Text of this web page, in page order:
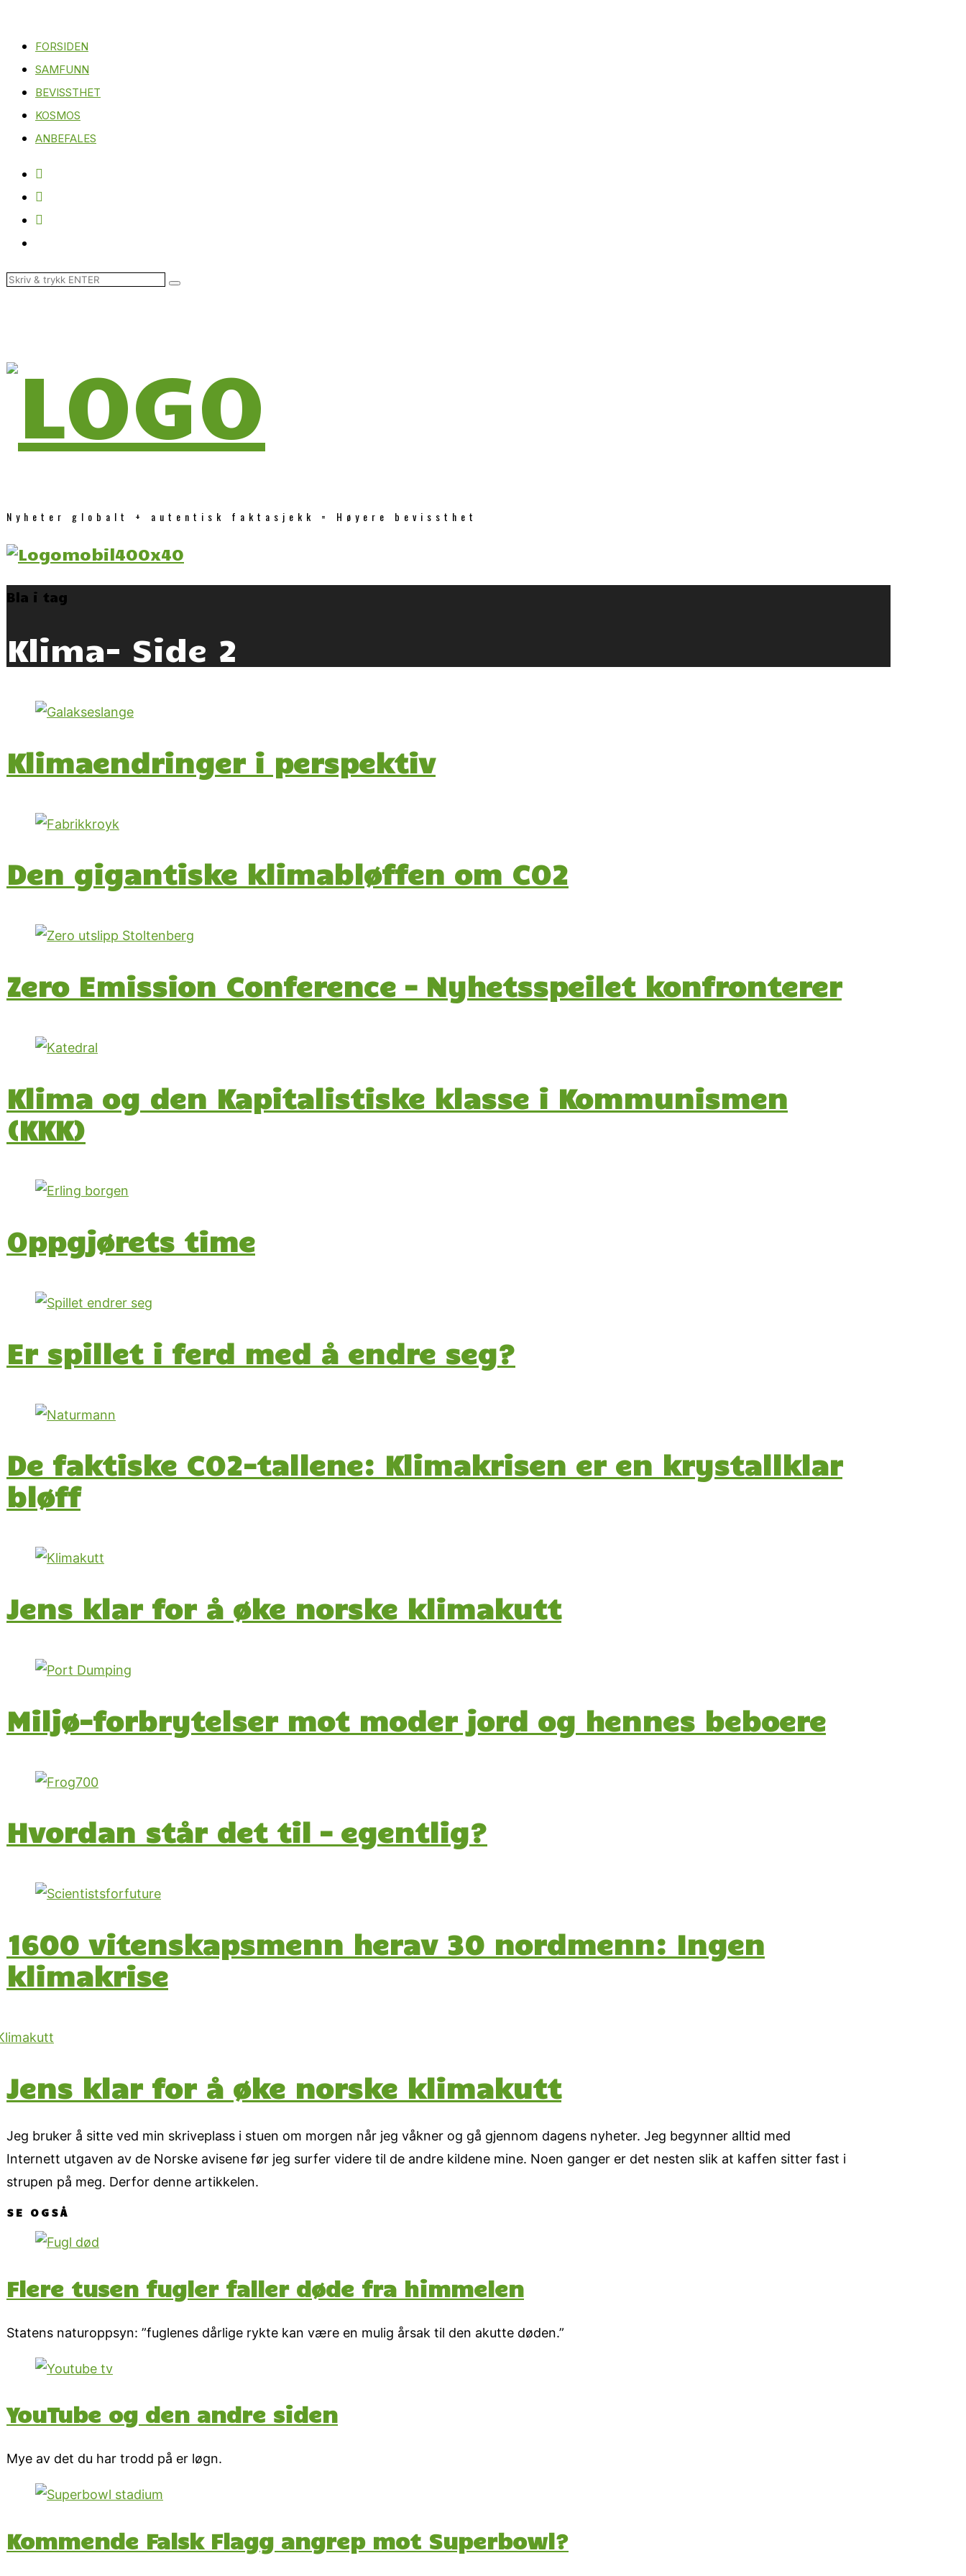
FORSIDEN
SAMFUNN
BEVISSTHET
KOSMOS
ANBEFALES
Nyheter globalt + autentisk faktasjekk = Høyere bevissthet
Bla i tag
Klima- Side 2
Klimaendringer i perspektiv
Den gigantiske klimabløffen om CO2
Zero Emission Conference – Nyhetsspeilet konfronterer
Klima og den Kapitalistiske klasse i Kommunismen
(KKK)
Oppgjørets time
Er spillet i ferd med å endre seg?
De faktiske CO2-tallene: Klimakrisen er en krystallklar
bløff
Jens klar for å øke norske klimakutt
Miljø-forbrytelser mot moder jord og hennes beboere
Hvordan står det til – egentlig?
1600 vitenskapsmenn herav 30 nordmenn: Ingen
klimakrise
Jens klar for å øke norske klimakutt
Jeg bruker å sitte ved min skriveplass i stuen om morgen når jeg våkner og gå gjennom dagens nyheter. Jeg begynner alltid med
Internett utgaven av de Norske avisene før jeg surfer videre til de andre kildene mine. Noen ganger er det nesten slik at kaffen sitter fast i
strupen på meg. Derfor denne artikkelen.
SE OGSÅ
Flere tusen fugler faller døde fra himmelen
Statens naturoppsyn: ”fuglenes dårlige rykte kan være en mulig årsak til den akutte døden.”
YouTube og den andre siden
Mye av det du har trodd på er løgn.
Kommende Falsk Flagg angrep mot Superbowl?